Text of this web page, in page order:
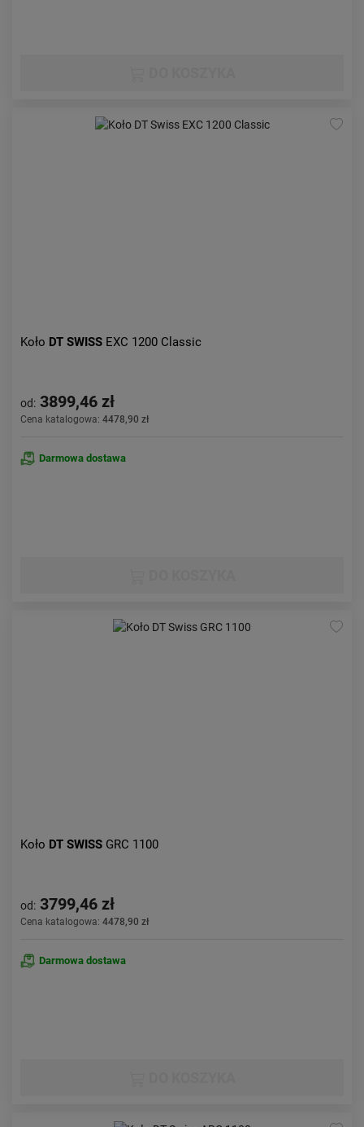
Koło DT SWISS EXC 1200 Classic
od: 3899,46 zł
Cena katalogowa: 4478,90 zł
Darmowa dostawa
Koło DT SWISS GRC 1100
od: 3799,46 zł
Cena katalogowa: 4478,90 zł
Darmowa dostawa